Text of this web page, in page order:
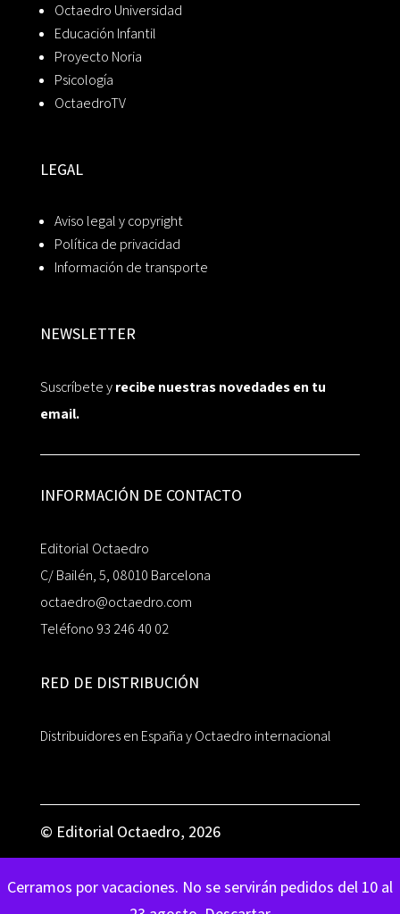
Cerramos por vacaciones. No se servirán pedidos del 10 al
Octaedro Universidad
Educación Infantil
Proyecto Noria
Psicología
OctaedroTV
LEGAL
Aviso legal y copyright
Política de privacidad
Información de transporte
NEWSLETTER
Suscríbete yrecibe nuestras novedades en tu
email.
INFORMACIÓN DE CONTACTO
Editorial Octaedro
C/ Bailén, 5, 08010 Barcelona
octaedro@octaedro.com
Teléfono 93 246 40 02
RED DE DISTRIBUCIÓN
Distribuidores en España y Octaedro internacional
© Editorial Octaedro, 2026